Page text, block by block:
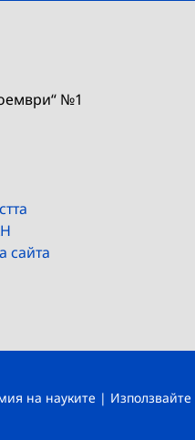
№1
сайта
на науките | Използвайте